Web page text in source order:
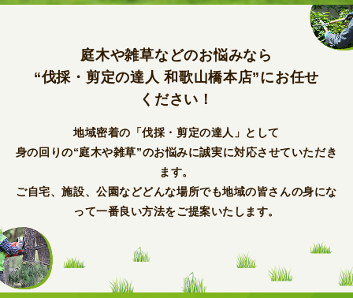
庭木や雑草などのお悩みなら
“伐採・剪定の達人 和歌山橋本店”にお任せ
ください！
地域密着の「伐採・剪定の達人」として
身の回りの“庭木や雑草”のお悩みに誠実に対応させていただき
ます。
ご自宅、施設、公園などどんな場所でも地域の皆さんの身にな
って一番良い方法をご提案いたします。